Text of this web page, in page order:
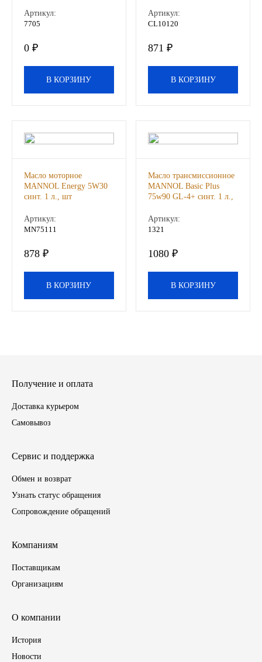
МТЗ
Спецтехника
Фильтры
Cummmins
Автотовары
Автоаксессуары
Инструмент
Шины
Хомуты
Шланги, рукава
Метизы универсальные
Камеры колеса, ободная лента
Артикул:
7705
0 ₽
В КОРЗИНУ
Артикул:
CL10120
871 ₽
В КОРЗИНУ
Масло моторное
MANNOL Energy 5W30
синт. 1 л., шт
Артикул:
MN75111
878 ₽
В КОРЗИНУ
Масло трансмиссионное
MANNOL Basic Plus
75w90 GL-4+ синт. 1 л.,
Артикул:
1321
1080 ₽
В КОРЗИНУ
Получение и оплата
Доставка курьером
Самовывоз
Сервис и поддержка
Обмен и возврат
Узнать статус обращения
Сопровождение обращений
Компаниям
Поставщикам
Организациям
О компании
История
Новости